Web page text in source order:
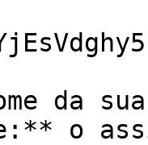
da
o